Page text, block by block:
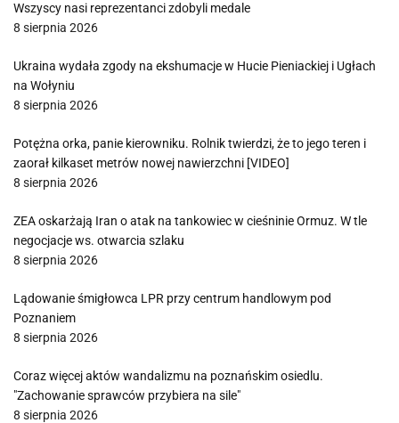
Wszyscy nasi reprezentanci zdobyli medale
8 sierpnia 2026
Ukraina wydała zgody na ekshumacje w Hucie Pieniackiej i Ugłach
na Wołyniu
8 sierpnia 2026
Potężna orka, panie kierowniku. Rolnik twierdzi, że to jego teren i
zaorał kilkaset metrów nowej nawierzchni [VIDEO]
8 sierpnia 2026
ZEA oskarżają Iran o atak na tankowiec w cieśninie Ormuz. W tle
negocjacje ws. otwarcia szlaku
8 sierpnia 2026
Lądowanie śmigłowca LPR przy centrum handlowym pod
Poznaniem
8 sierpnia 2026
Coraz więcej aktów wandalizmu na poznańskim osiedlu.
"Zachowanie sprawców przybiera na sile"
8 sierpnia 2026